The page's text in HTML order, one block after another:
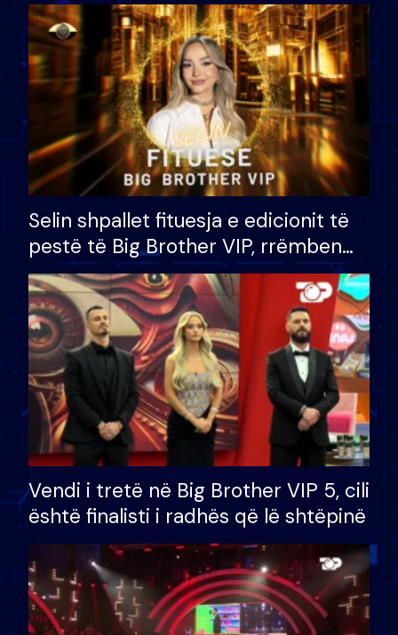
Selin shpallet fituesja e edicionit të
pestë të Big Brother VIP, rrëmben
çmimin e madh prej 100 mijë eurosh
Vendi i tretë në Big Brother VIP 5, cili
është finalisti i radhës që lë shtëpinë